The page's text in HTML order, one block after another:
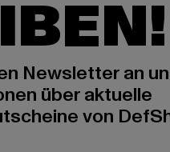
Newsletter an
über aktuelle
von